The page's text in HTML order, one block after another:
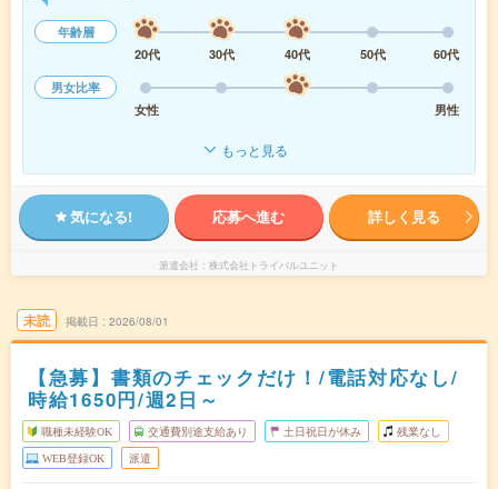
年齢層
20代
30代 40代 50代
60代
男女比率
女性
男性
もっと見る
気になる! 応募へ進む 詳しく見る
派遣会社 株式会社トライバルユニット
未読 掲載日 2026/08/01
【急募】書類のチェックだけ！/電話対応なし/
時給1650円/週2日～
職種未経験OK 交通費別途支給あり 土日祝日が休み 残業なし
WEB登録OK 派遣